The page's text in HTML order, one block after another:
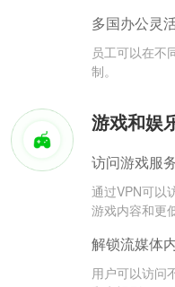
多国办公灵
员工可以在不
制。
游戏和娱
访问游戏服
通过VPN可以
游戏内容和更
解锁流媒体
用户可以访问